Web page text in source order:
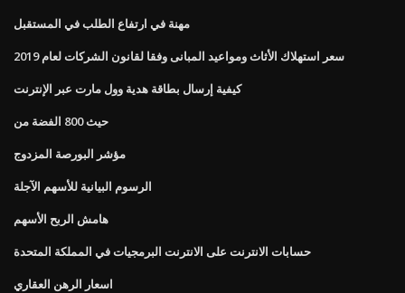
مهنة في ارتفاع الطلب في المستقبل
سعر استهلاك الأثاث ومواعيد المبانى وفقا لقانون الشركات لعام 2019
كيفية إرسال بطاقة هدية وول مارت عبر الإنترنت
حيث 800 الفضة من
مؤشر البورصة المزدوج
الرسوم البيانية للأسهم الآجلة
هامش الربح الأسهم
حسابات الانترنت على الانترنت البرمجيات في المملكة المتحدة
اسعار الرهن العقاري